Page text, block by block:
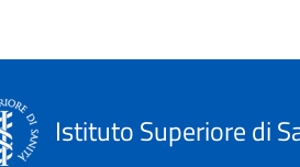
Istituto Superiore di